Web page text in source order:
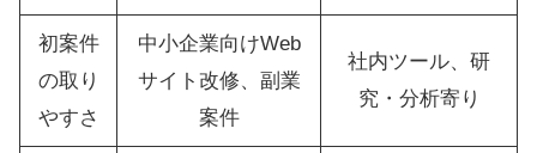
初案件
の取り
やすさ
中小企業向けWeb
サイト改修、副業
案件
社内ツール、研
究・分析寄り